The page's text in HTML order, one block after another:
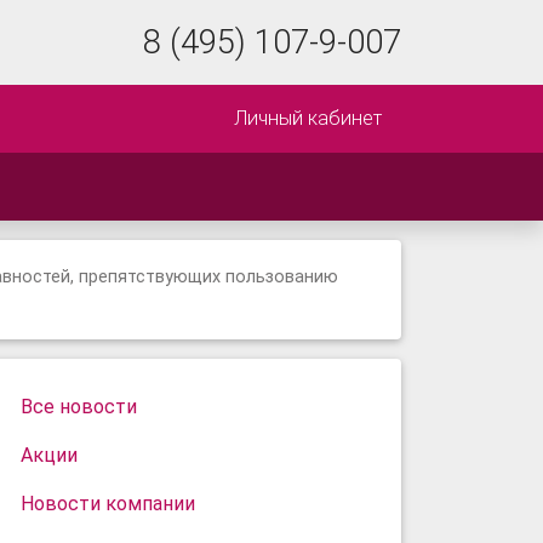
8 (495) 107-9-007
Личный кабинет
препятствующих пользованию
Все новости
Акции
Новости компании